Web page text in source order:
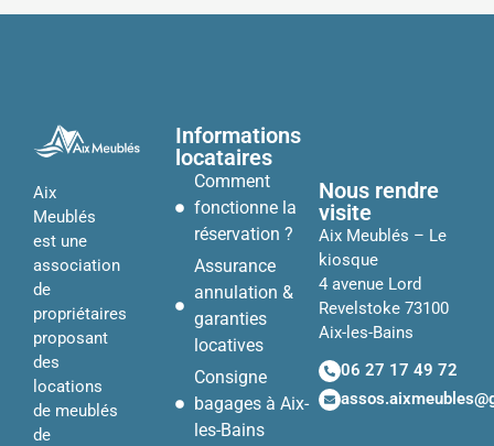
Aix
Meublés
est une
association
de
propriétaires
proposant
des
locations
de meublés
de
Informations
locataires
Comment
fonctionne la
réservation ?
Assurance
annulation &
garanties
locatives
Consigne
bagages à Aix-
les-Bains
Nous rendre
visite
Aix Meublés – Le
kiosque
4 avenue Lord
Revelstoke 73100
Aix-les-Bains
06 27 17 49 72